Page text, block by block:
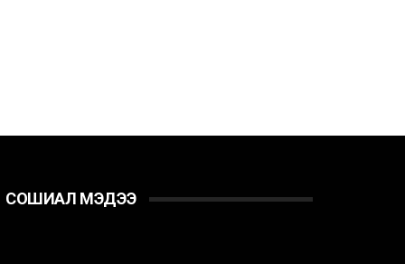
СОШИАЛ МЭДЭЭ